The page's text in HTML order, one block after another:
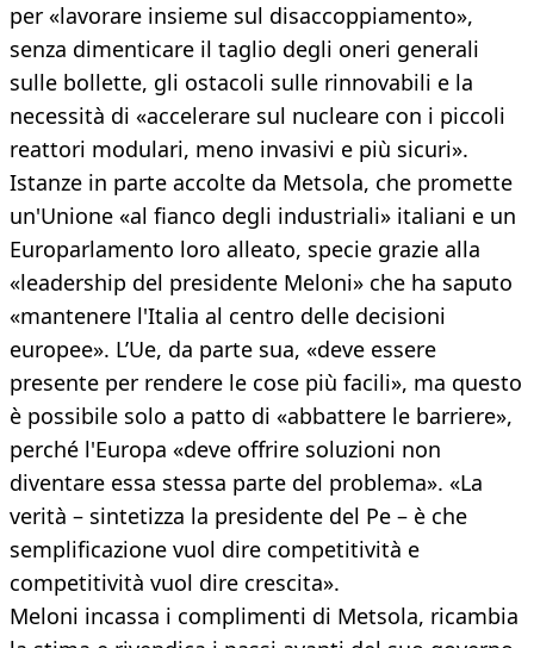
per «lavorare insieme sul disaccoppiamento»,
senza dimenticare il taglio degli oneri generali
sulle bollette, gli ostacoli sulle rinnovabili e la
necessità di «accelerare sul nucleare con i piccoli
reattori modulari, meno invasivi e più sicuri».
Istanze in parte accolte da Metsola, che promette
un'Unione «al fianco degli industriali» italiani e un
Europarlamento loro alleato, specie grazie alla
«leadership del presidente Meloni» che ha saputo
«mantenere l'Italia al centro delle decisioni
europee». L’Ue, da parte sua, «deve essere
presente per rendere le cose più facili», ma questo
è possibile solo a patto di «abbattere le barriere»,
perché l'Europa «deve offrire soluzioni non
diventare essa stessa parte del problema». «La
verità – sintetizza la presidente del Pe – è che
semplificazione vuol dire competitività e
competitività vuol dire crescita».
Meloni incassa i complimenti di Metsola, ricambia